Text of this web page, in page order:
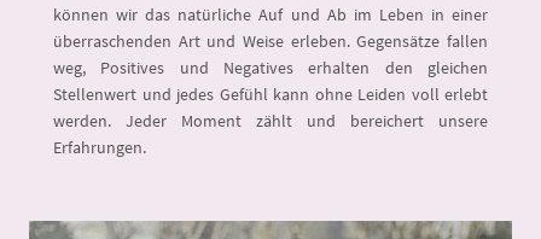
können wir das natürliche Auf und Ab im Leben in einer
überraschenden Art und Weise erleben. Gegensätze fallen
weg, Positives und Negatives erhalten den gleichen
Stellenwert und jedes Gefühl kann ohne Leiden voll erlebt
werden. Jeder Moment zählt und bereichert unsere
Erfahrungen.